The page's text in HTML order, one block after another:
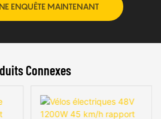
ENQUÊTE MAINTENANT
Connexes